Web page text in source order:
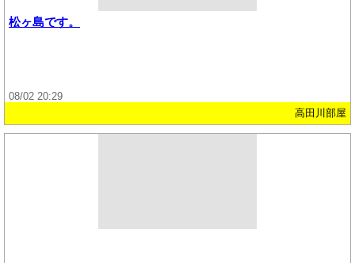
松ヶ島です。
08/02 20:29
高田川部屋